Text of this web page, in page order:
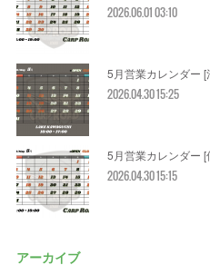
2026.06.01 03:10
5月営業カレンダー [
2026.04.30 15:25
5月営業カレンダー
2026.04.30 15:15
アーカイブ